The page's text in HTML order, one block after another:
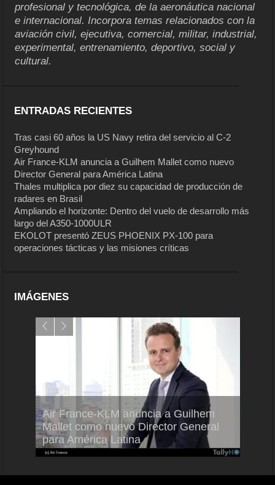
profesional y tecnológica, de la aeronáutica nacional
e internacional. Incorpora temas relacionados con la
aviación civil, ejecutiva, comercial, militar, industrial,
experimental, entrenamiento, deportivo, social y
cultural.
ENTRADAS RECIENTES
Tras casi 60 años la US Navy retira del servicio al C-2
Greyhound
Air France-KLM anuncia a Guilhem Mallet como nuevo
Director General para América Latina
Thales multiplica por diez su capacidad de producción de
radares en Brasil
Ampliando el horizonte: Dentro del vuelo de desarrollo más
largo del A350-1000ULR
EKOLOT presentó ZEUS PHOENIX PX-100 para
operaciones tácticas y las misiones críticas
IMÁGENES
Air France-KLM anuncia a Guilhem
Mallet como nuevo Director General
para América Latina